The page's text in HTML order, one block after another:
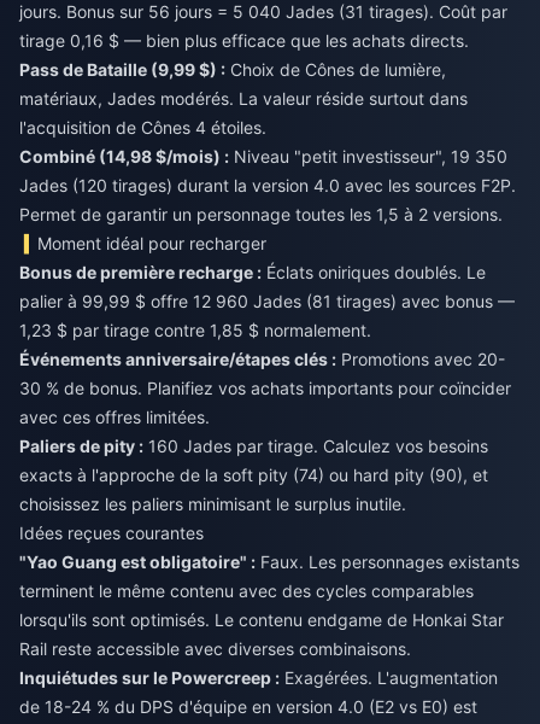
jours. Bonus sur 56 jours = 5 040 Jades (31 tirages). Coût par
tirage 0,16 $ — bien plus efficace que les achats directs.
Pass de Bataille (9,99 $) : Choix de Cônes de lumière,
matériaux, Jades modérés. La valeur réside surtout dans
l'acquisition de Cônes 4 étoiles.
Combiné (14,98 $/mois) : Niveau "petit investisseur", 19 350
Jades (120 tirages) durant la version 4.0 avec les sources F2P.
Permet de garantir un personnage toutes les 1,5 à 2 versions.
Moment idéal pour recharger
Bonus de première recharge : Éclats oniriques doublés. Le
palier à 99,99 $ offre 12 960 Jades (81 tirages) avec bonus —
1,23 $ par tirage contre 1,85 $ normalement.
Événements anniversaire/étapes clés : Promotions avec 20-
30 % de bonus. Planifiez vos achats importants pour coïncider
avec ces offres limitées.
Paliers de pity : 160 Jades par tirage. Calculez vos besoins
exacts à l'approche de la soft pity (74) ou hard pity (90), et
choisissez les paliers minimisant le surplus inutile.
Idées reçues courantes
"Yao Guang est obligatoire" : Faux. Les personnages existants
terminent le même contenu avec des cycles comparables
lorsqu'ils sont optimisés. Le contenu endgame de Honkai Star
Rail reste accessible avec diverses combinaisons.
Inquiétudes sur le Powercreep : Exagérées. L'augmentation
de 18-24 % du DPS d'équipe en version 4.0 (E2 vs E0) est